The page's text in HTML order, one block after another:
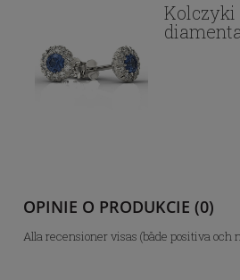
Kolczyki
OPINIE O PRODUKCIE (0)
Alla recensioner visas (både positiva